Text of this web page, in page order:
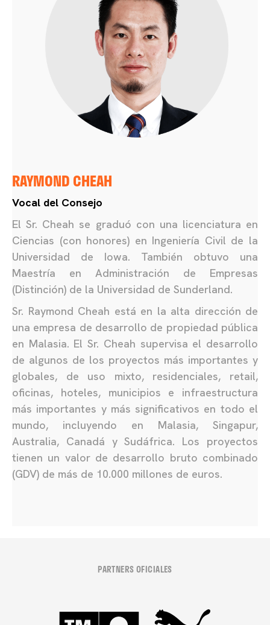
RAYMOND CHEAH
Vocal del Consejo
El Sr. Cheah se graduó con una licenciatura en
Ciencias (con honores) en Ingeniería Civil de la
Universidad de Iowa. También obtuvo una
Maestría en Administración de Empresas
(Distinción) de la Universidad de Sunderland.
Sr. Raymond Cheah está en la alta dirección de
una empresa de desarrollo de propiedad pública
en Malasia. El Sr. Cheah supervisa el desarrollo
de algunos de los proyectos más importantes y
globales, de uso mixto, residenciales, retail,
oficinas, hoteles, municipios e infraestructura
más importantes y más significativos en todo el
mundo, incluyendo en Malasia, Singapur,
Australia, Canadá y Sudáfrica. Los proyectos
tienen un valor de desarrollo bruto combinado
(GDV) de más de 10.000 millones de euros.
PARTNERS OFICIALES